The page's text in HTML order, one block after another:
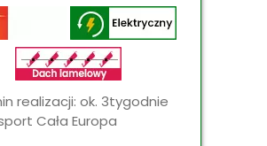
realizacji: ok. 3tygodnie
Cała Europa